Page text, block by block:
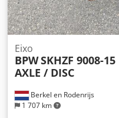
Berkel en Rodenrijs
1 707 km
Eixo
BPWSKHZF 9008-
AXLE / DISC